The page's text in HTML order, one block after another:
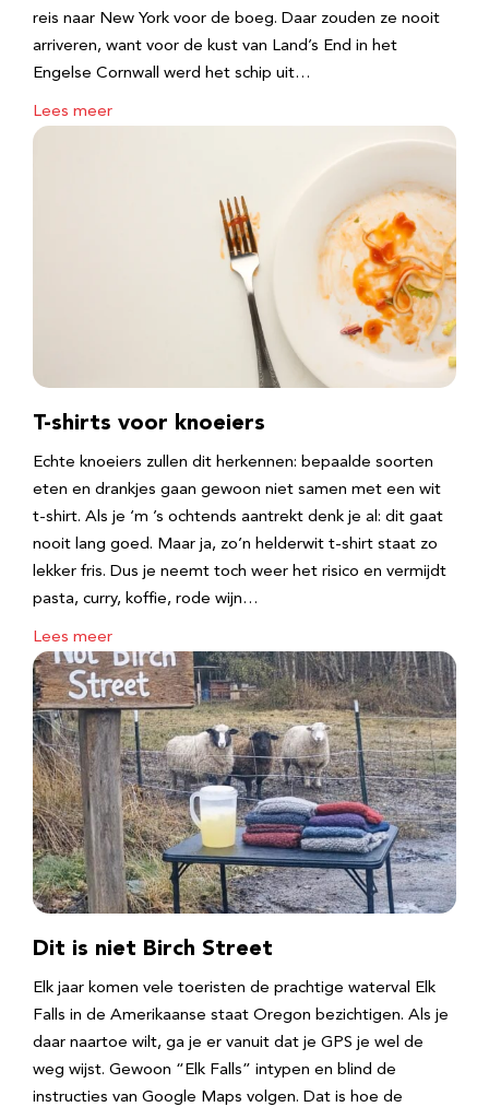
reis naar New York voor de boeg. Daar zouden ze nooit
arriveren, want voor de kust van Land’s End in het
Engelse Cornwall werd het schip uit…
Lees meer
T-shirts voor knoeiers
Echte knoeiers zullen dit herkennen: bepaalde soorten
eten en drankjes gaan gewoon niet samen met een wit
t-shirt. Als je ‘m ’s ochtends aantrekt denk je al: dit gaat
nooit lang goed. Maar ja, zo’n helderwit t-shirt staat zo
lekker fris. Dus je neemt toch weer het risico en vermijdt
pasta, curry, koffie, rode wijn…
Lees meer
Dit is niet Birch Street
Elk jaar komen vele toeristen de prachtige waterval Elk
Falls in de Amerikaanse staat Oregon bezichtigen. Als je
daar naartoe wilt, ga je er vanuit dat je GPS je wel de
weg wijst. Gewoon “Elk Falls” intypen en blind de
instructies van Google Maps volgen. Dat is hoe de